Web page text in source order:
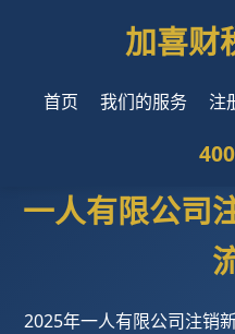
加喜财
首页 我们的服务 注
一人有限公司
2025年一人有限公司注销